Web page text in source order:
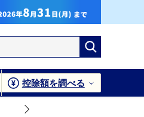
控除額を調べる